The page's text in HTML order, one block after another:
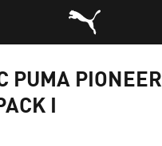
PUMA PIONEER
I